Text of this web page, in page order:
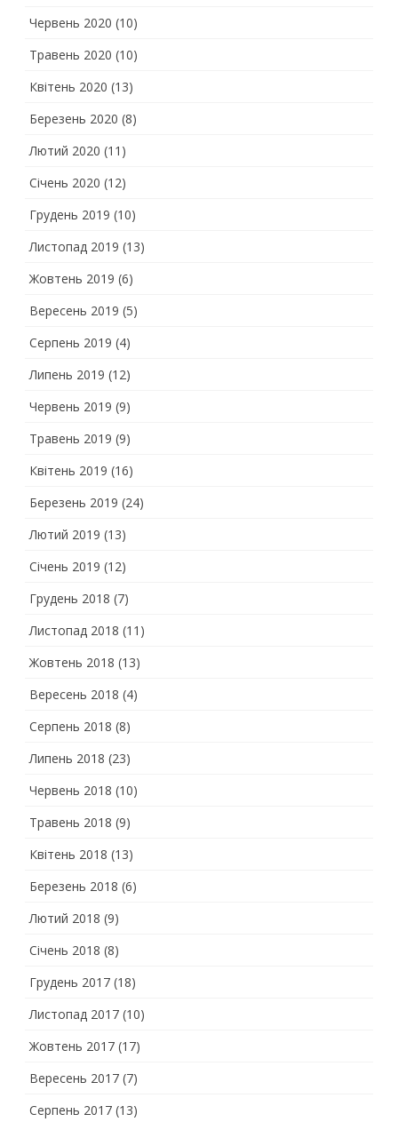
Червень 2020 (10)
Травень 2020 (10)
Квітень 2020 (13)
Березень 2020 (8)
Лютий 2020 (11)
Січень 2020 (12)
Грудень 2019 (10)
Листопад 2019 (13)
Жовтень 2019 (6)
Вересень 2019 (5)
Серпень 2019 (4)
Липень 2019 (12)
Червень 2019 (9)
Травень 2019 (9)
Квітень 2019 (16)
Березень 2019 (24)
Лютий 2019 (13)
Січень 2019 (12)
Грудень 2018 (7)
Листопад 2018 (11)
Жовтень 2018 (13)
Вересень 2018 (4)
Серпень 2018 (8)
Липень 2018 (23)
Червень 2018 (10)
Травень 2018 (9)
Квітень 2018 (13)
Березень 2018 (6)
Лютий 2018 (9)
Січень 2018 (8)
Грудень 2017 (18)
Листопад 2017 (10)
Жовтень 2017 (17)
Вересень 2017 (7)
Серпень 2017 (13)